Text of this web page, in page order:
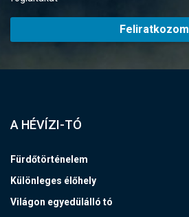
Feliratkozom
A HÉVÍZI-TÓ
Fürdőtörténelem
Különleges élőhely
Világon egyedülálló tó